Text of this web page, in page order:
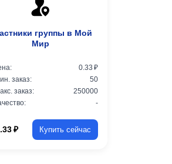
группы в Мой
Мир
0.33 ₽
заказ:
50
заказ:
250000
-
₽ Купить сейчас